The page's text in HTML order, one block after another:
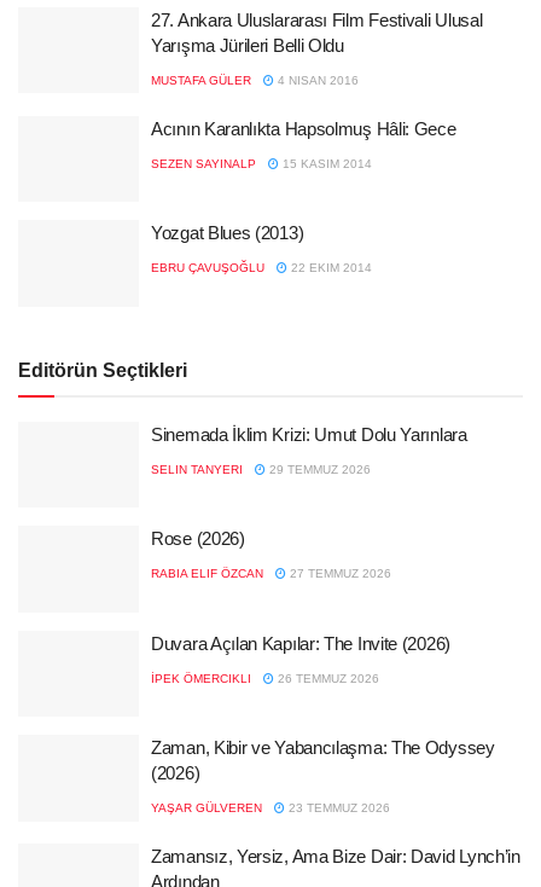
27. Ankara Uluslararası Film Festivali Ulusal
Yarışma Jürileri Belli Oldu
MUSTAFA GÜLER 4 NISAN 2016
Acının Karanlıkta Hapsolmuş Hâli: Gece
SEZEN SAYINALP 15 KASIM 2014
Yozgat Blues (2013)
EBRU ÇAVUŞOĞLU 22 EKIM 2014
Editörün Seçtikleri
Sinemada İklim Krizi: Umut Dolu Yarınlara
SELIN TANYERI 29 TEMMUZ 2026
Rose (2026)
RABIA ELIF ÖZCAN 27 TEMMUZ 2026
Duvara Açılan Kapılar: The Invite (2026)
İPEK ÖMERCIKLI 26 TEMMUZ 2026
Zaman, Kibir ve Yabancılaşma: The Odyssey
(2026)
YAŞAR GÜLVEREN 23 TEMMUZ 2026
Zamansız, Yersiz, Ama Bize Dair: David Lynch’in
Ardından